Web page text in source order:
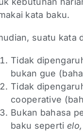
kata baku.
suatu kata
Tidak
bukan gue
Tidak
cooperative
Bukan bahasa
baku seperti